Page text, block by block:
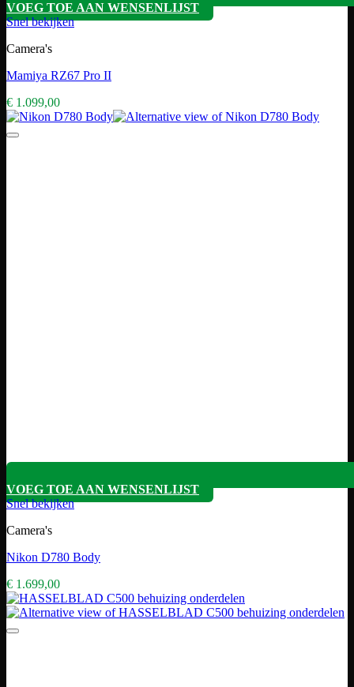
VOEG TOE AAN WENSENLIJST
Snel bekijken
Camera's
Mamiya RZ67 Pro II
€ 1.099,00
VOEG TOE AAN WENSENLIJST
Snel bekijken
Camera's
Nikon D780 Body
€ 1.699,00